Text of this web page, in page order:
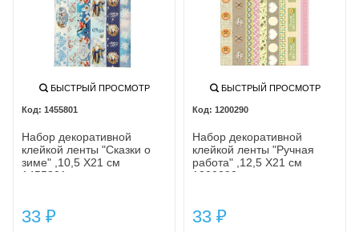
БЫСТРЫЙ ПРОСМОТР
1455801
Набор декоративной
клейкой ленты "Сказки о
зиме" ,10,5 Х21 см
1455801
33 ₽
БЫСТРЫЙ ПРОСМОТР
1200290
Набор декоративной
клейкой ленты "Ручная
работа" ,12,5 Х21 см
1200290
33 ₽